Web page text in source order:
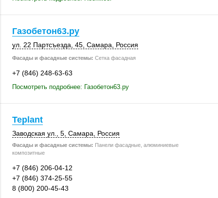
Газобетон63.ру
ул. 22 Партсъезда, 45, Самара Россия
Фасады и фасадные системы: Сетка фасадная
+7 (846) 248-63-63
Посмотреть подробнее: Газобетон63.ру
Teplant
Заводская ул., 5 Самара Россия
Фасады и фасадные системы: Панели фасадные, алюминиевые
композитные
+7 (846) 206-04-12
+7 (846) 374-25-55
8 (800) 200-45-43